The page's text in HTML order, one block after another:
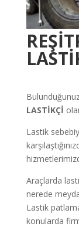
LASTİKÇİ
Lastik
Araçlarda
nerede
Lastik
konularda